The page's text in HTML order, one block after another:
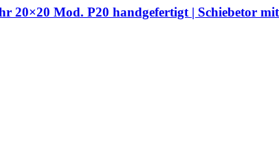
20×20 Mod. P20 handgefertigt | Schiebetor